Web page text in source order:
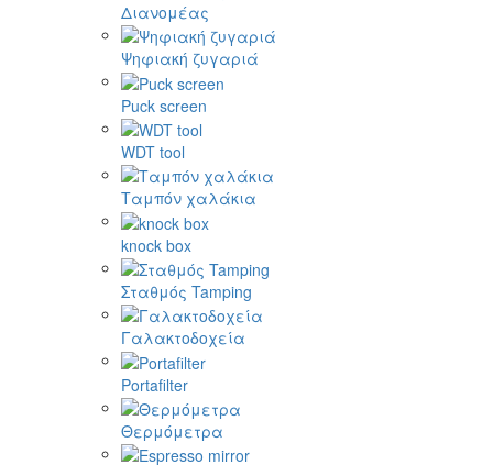
Διανομέας
Ψηφιακή ζυγαριά
Puck screen
WDT tool
Ταμπόν χαλάκια
knock box
Σταθμός Tamping
Γαλακτοδοχεία
Portafilter
Θερμόμετρα